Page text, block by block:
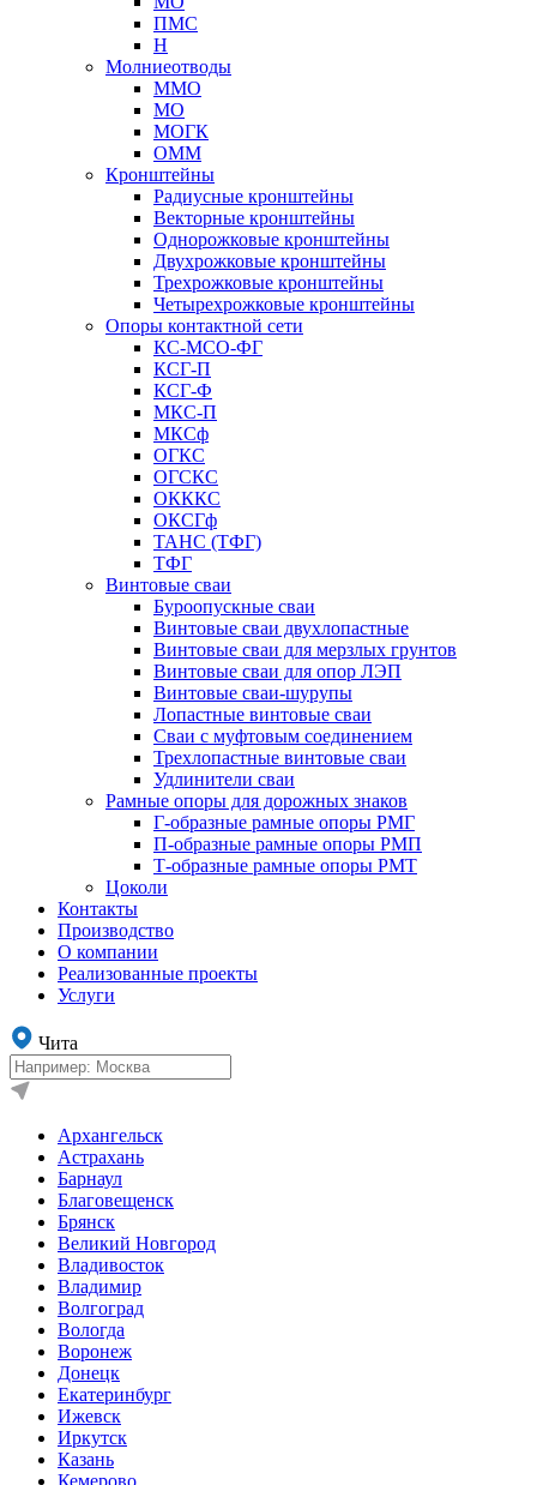
ПМС
Н
Молниеотводы
ММО
МО
МОГК
ОММ
Кронштейны
Радиусные кронштейны
Векторные кронштейны
Однорожковые кронштейны
Двухрожковые кронштейны
Трехрожковые кронштейны
Четырехрожковые кронштейны
Опоры контактной сети
КС-МСО-ФГ
КСГ-П
КСГ-Ф
МКС-П
МКСф
ОГКС
ОГСКС
ОКККС
ОКСГф
ТАНС (ТФГ)
ТФГ
Винтовые сваи
Буроопускные сваи
Винтовые сваи двухлопастные
Винтовые сваи для мерзлых грунтов
Винтовые сваи для опор ЛЭП
Винтовые сваи-шурупы
Лопастные винтовые сваи
Сваи с муфтовым соединением
Трехлопастные винтовые сваи
Удлинители сваи
Рамные опоры для дорожных знаков
Г-образные рамные опоры РМГ
П-образные рамные опоры РМП
Т-образные рамные опоры РМТ
Цоколи
Контакты
Производство
О компании
Реализованные проекты
Услуги
Чита
Архангельск
Астрахань
Барнаул
Благовещенск
Брянск
Великий Новгород
Владивосток
Владимир
Волгоград
Вологда
Воронеж
Донецк
Екатеринбург
Ижевск
Иркутск
Казань
Кемерово